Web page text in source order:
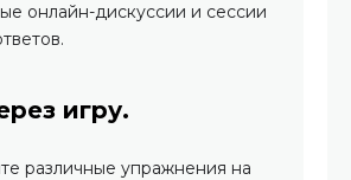
онлайн-дискуссии и сессии
игру.
различные упражнения на